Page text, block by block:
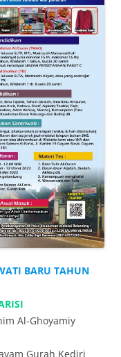
BARU TAHUN
Al-Ghoyamiy
Gurah Kediri